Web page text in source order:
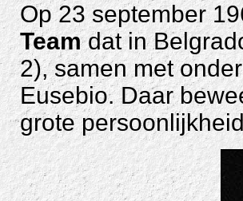
Op 23 september
Teamdat in
2), samen met
Eusebio. Daar
grote